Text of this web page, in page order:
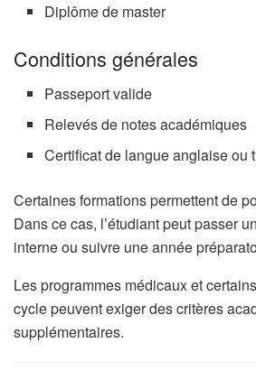
Diplôme de master
Conditions générales
Passeport valide
Relevés de notes académiques
Certificat de langue anglaise ou
Certaines formations permettent de
Dans ce cas, l’étudiant peut passer
interne ou suivre une année
Les programmes médicaux et
cycle peuvent exiger des critères
supplémentaires.